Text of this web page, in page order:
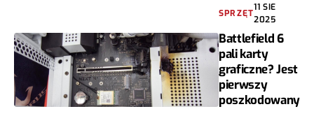
SPRZĘT
11 SIE
2025
Battlefield 6
pali karty
graficzne? Jest
pierwszy
poszkodowany